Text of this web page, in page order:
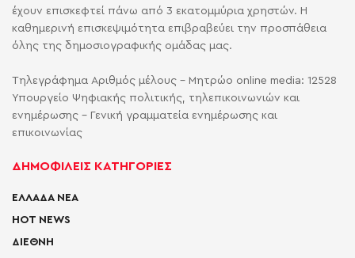
έχουν επισκεφτεί πάνω από 3 εκατομμύρια χρηστών. Η
καθημερινή επισκεψιμότητα επιβραβεύει την προσπάθεια
όλης της δημοσιογραφικής ομάδας μας.
Τηλεγράφημα Αριθμός μέλους - Μητρώο online media: 12528
Υπουργείο Ψηφιακής πολιτικής, τηλεπικοινωνιών και
ενημέρωσης - Γενική γραμματεία ενημέρωσης και
επικοινωνίας
ΔΗΜΟΦΙΛΕΙΣ ΚΑΤΗΓΟΡΙΕΣ
ΕΛΛΑΔΑ ΝΕΑ
HOT NEWS
ΔΙΕΘΝΗ